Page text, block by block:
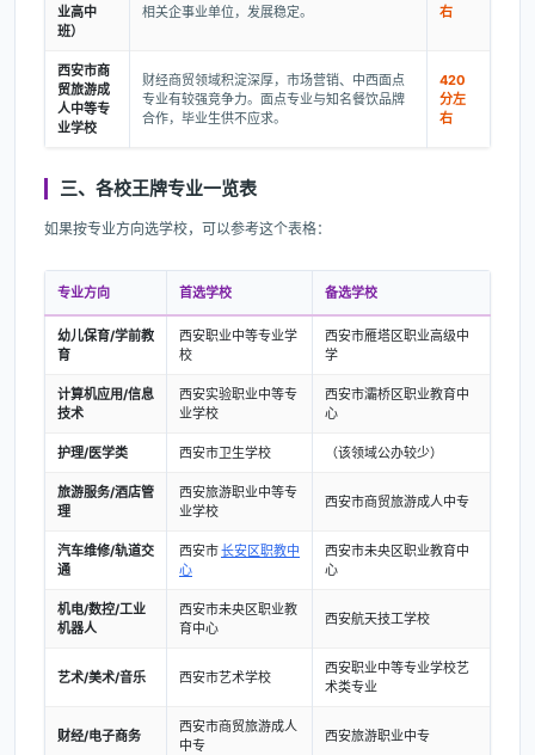
业高中
班）
相关企事业单位，发展稳定。
右
西安市商
贸旅游成
人中等专
业学校
财经商贸领域积淀深厚，市场营销、中西面点
专业有较强竞争力。面点专业与知名餐饮品牌
合作，毕业生供不应求。
420
分左
右
三、各校王牌专业一览表
如果按专业方向选学校，可以参考这个表格：
专业方向 首选学校 备选学校
幼儿保育/学前教
育
西安职业中等专业学
校
西安市雁塔区职业高级中
学
计算机应用/信息
技术
西安实验职业中等专
业学校
西安市灞桥区职业教育中
心
护理/医学类 西安市卫生学校 （该领域公办较少）
旅游服务/酒店管
理
西安旅游职业中等专
业学校
西安市商贸旅游成人中专
汽车维修/轨道交
通
西安市长安区职教中
心
西安市未央区职业教育中
心
机电/数控/工业
机器人
西安市未央区职业教
育中心
西安航天技工学校
艺术/美术/音乐 西安市艺术学校
西安职业中等专业学校艺
术类专业
财经/电子商务
西安市商贸旅游成人
中专
西安旅游职业中专